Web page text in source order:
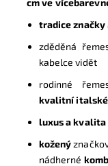
tradice
zděděná
kabelce vidět
rodinné
kvalitní
luxus a kvalita
kožený
nádherné